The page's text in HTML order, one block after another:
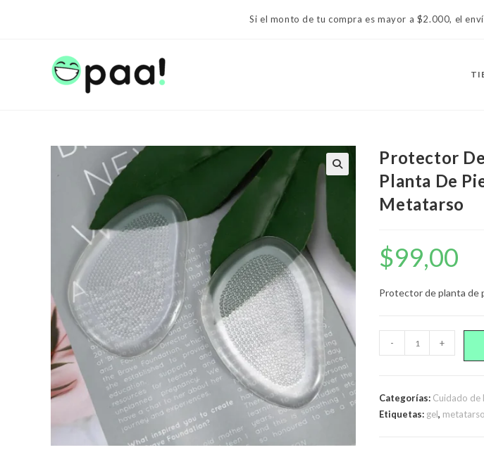
Si el monto de tu compra es mayor a $2.000, el
Protector
Planta De
Metatarso
$99,00
Protector de planta de
Protector
De
Para
- +
Categorías: Cuidado de
Etiquetas: gel,